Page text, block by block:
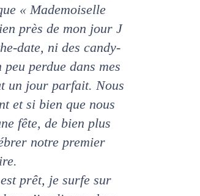
« Mademoiselle
près de mon jour J
date, ni des candy-
perdue dans mes
un jour parfait. Nous
et si bien que nous
fête, de bien plus
notre premier
prêt, je surfe sur